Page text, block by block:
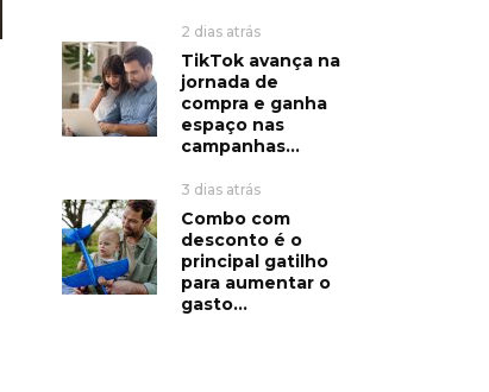
2 dias atrás
TikTok avança na
jornada de
compra e ganha
espaço nas
campanhas...
3 dias atrás
Combo com
desconto é o
principal gatilho
para aumentar o
gasto...